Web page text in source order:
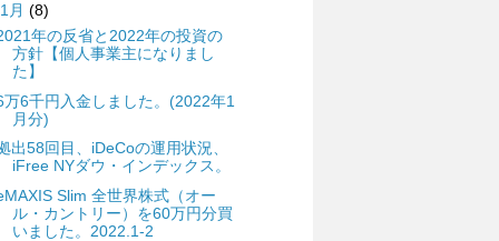
1月 (8)
年の反省と2022年の投資の
方針【個人事業主になりまし
た】
万6千円入金しました。(2022年1
月分)
出58回目、iDeCoの運用状況、
iFree NYダウ・インデックス。
Slim 全世界株式（オー
ル・カントリー）を60万円分買
いました。2022.1-2